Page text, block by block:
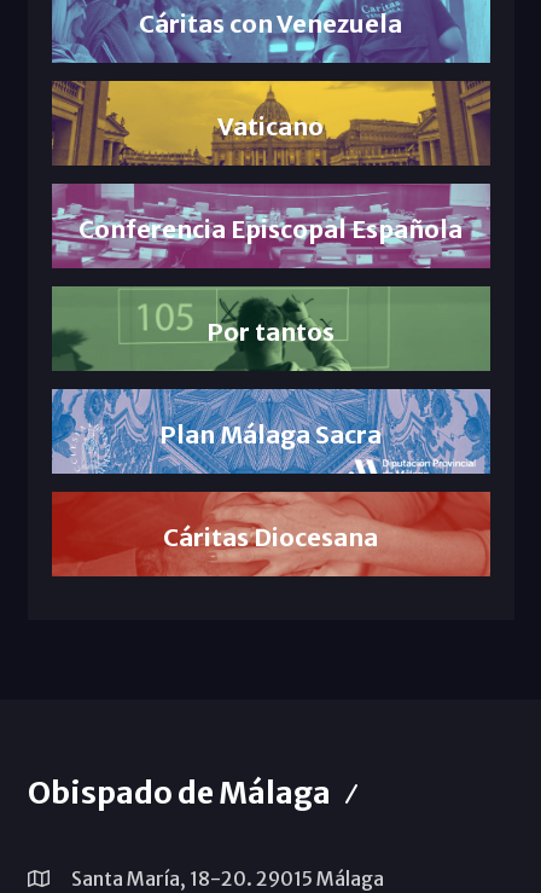
Cáritas con Venezuela
Vaticano
Conferencia Episcopal Española
Por tantos
Plan Málaga Sacra
Cáritas Diocesana
Obispado de Málaga
Santa María, 18-20. 29015 Málaga